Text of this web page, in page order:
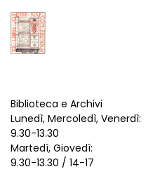
Biblioteca e Archivi
Lunedì, Mercoledì, Venerdì:
9.30-13.30
Martedì, Giovedì:
9.30-13.30 / 14-17